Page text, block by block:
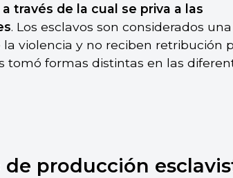
través de la cual se priva a las
. Los esclavos son considerados una
violencia y no reciben retribución
tomó formas distintas en las
producción